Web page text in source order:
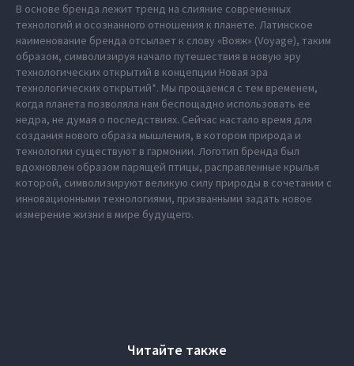
В основе бренда лежит тренд на слияние современных
технологий и осознанного отношения к планете. Латинское
наименование бренда отсылает к слову «Вояж» (Voyage), таким
образом, символизируя начало путешествия в новую эру
технологических открытий в концепции Новая эра
технологических открытий*. Мы прощаемся с тем временем,
когда планета позволяла нам беспощадно использовать ее
недра, не думая о последствиях. Сейчас настало время для
создания нового образа мышления, в котором природа и
технологии существуют в гармонии. Логотип бренда был
вдохновлен образом парящей птицы, расправленные крылья
которой, символизируют великую силу природы в сочетании с
инновационными технологиями, призванными задать новое
измерение жизни в мире будущего.
Читайте также